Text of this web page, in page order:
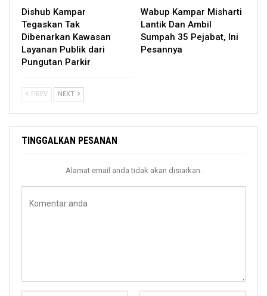
Dishub Kampar
Tegaskan Tak
Dibenarkan Kawasan
Layanan Publik dari
Pungutan Parkir
Wabup Kampar Misharti
Lantik Dan Ambil
Sumpah 35 Pejabat, Ini
Pesannya
PREV NEXT
TINGGALKAN PESANAN
Alamat email anda tidak akan disiarkan.